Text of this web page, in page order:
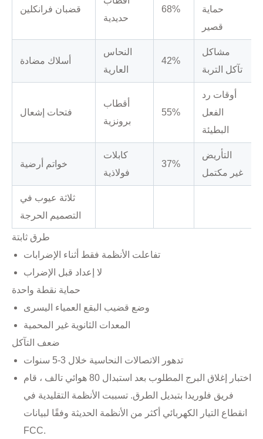
قضبان فرانكلين
حديدية
68%
حماية
قصير
أسلاك مضادة
النحاس
العارية
42%
مشاكل
تآكل التربة
فتحات إشعال
أقطاب
برونزية
55%
أوقات رد
الفعل
البطيئة
خواتم أرضية
كابلات
فولاذية
37%
التأريض
غير مكتمل
ثلاثة عيوب في
التصميم الحرجة
طرق ثابتة
تفاعلت الأنظمة فقط أثناء الإضرابات
لا إعداد قبل الإضراب
حماية نقطة واحدة
وضع قضيب البقع العمياء اليسرى
المعدات الثانوية غير المحمية
ضعف التآكل
تدهور الاتصالات النحاسية خلال 3-5 سنوات
اختبار إغلاق البرج المطلوب بعد استبدال 80 هوائي تالف ، قام
فريق فلوريدا بتبديل الطرق. تسببت الأنظمة التقليدية في
انقطاع التيار الكهربائي أكثر من الأنظمة الحديثة وفقًا لبيانات
FCC.